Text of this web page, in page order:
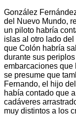
González
del Nuevo Mundo,
un piloto habría
islas al otro lado del
que Colón habría
durante sus
embarcaciones que
se presume que
Fernando, el hijo
había contado que
cadáveres
muy distintos a los